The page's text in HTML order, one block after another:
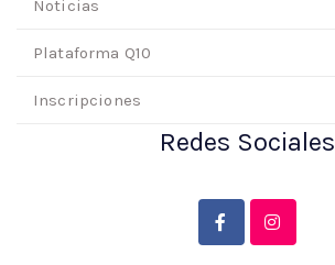
Noticias
Plataforma Q10
Inscripciones
Redes Sociales